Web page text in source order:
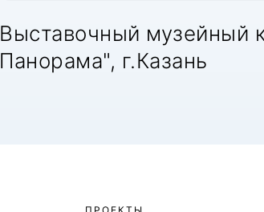
Выставочный музейный
Панорама", г.Казань